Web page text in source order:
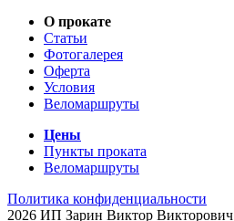
О прокате
Статьи
Фотогалерея
Оферта
Условия
Веломаршруты
Цены
Пункты проката
Веломаршруты
Политика конфиденциальности
2026 ИП Зарин Виктор Викторович